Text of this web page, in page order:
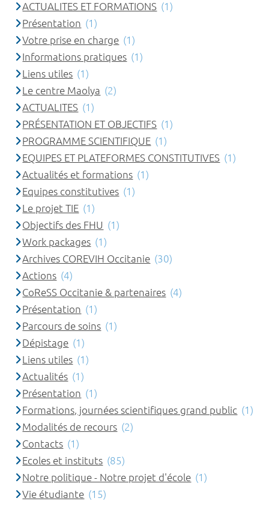
ACTUALITES ET FORMATIONS (1)
Présentation (1)
Votre prise en charge (1)
Informations pratiques (1)
Liens utiles (1)
Le centre Maolya (2)
ACTUALITES (1)
PRÉSENTATION ET OBJECTIFS (1)
PROGRAMME SCIENTIFIQUE (1)
EQUIPES ET PLATEFORMES CONSTITUTIVES (1)
Actualités et formations (1)
Equipes constitutives (1)
Le projet TIE (1)
Objectifs des FHU (1)
Work packages (1)
Archives COREVIH Occitanie (30)
Actions (4)
CoReSS Occitanie & partenaires (4)
Présentation (1)
Parcours de soins (1)
Dépistage (1)
Liens utiles (1)
Actualités (1)
Présentation (1)
Formations, journées scientifiques grand public (1)
Modalités de recours (2)
Contacts (1)
Ecoles et instituts (85)
Notre politique - Notre projet d'école (1)
Vie étudiante (15)